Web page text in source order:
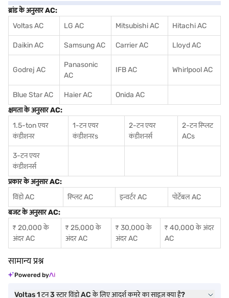
ब्रांड के अनुसार AC:
Voltas AC
LG AC Mitsubishi AC Hitachi AC
Daikin AC Samsung AC Carrier AC Lloyd AC
Godrej AC
Panasonic
AC
IFB AC Whirlpool AC
Blue Star AC Haier AC
Onida AC
क्षमता के अनुसार AC:
1.5-ton एयर
कंडीशनर
1-टन एयर
कंडीशनरs
2-टन एयर
कंडीशनर्स
2-टन स्प्लिट
ACs
3-टन एयर
कंडीशनर्स
प्रकार के अनुसार AC:
विंडो AC
स्प्लिट AC इन्वर्टर AC
पोर्टेबल AC
बजट के अनुसार AC:
₹ 20,000 के
अंदर AC
₹ 25,000 के
अंदर AC
₹ 30,000 के
अंदर AC
₹ 40,000 के अंदर
AC
सामान्य प्रश्न
Powered by
Voltas 1 टन 3 स्टार विंडो AC के लिए आदर्श कमरे का साइज़ क्या है?